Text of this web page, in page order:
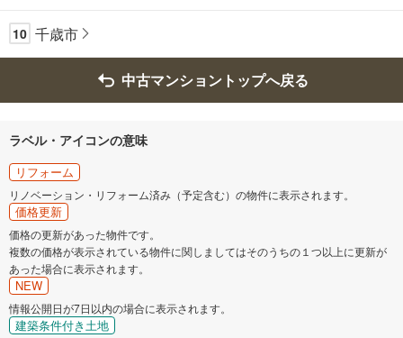
10 千歳市
中古マンショントップへ戻る
ラベル・アイコンの意味
リフォーム
リノベーション・リフォーム済み（予定含む）の物件に表示されます。
価格更新
価格の更新があった物件です。
複数の価格が表示されている物件に関しましてはそのうちの１つ以上に更新が
あった場合に表示されます。
NEW
情報公開日が7日以内の場合に表示されます。
建築条件付き土地